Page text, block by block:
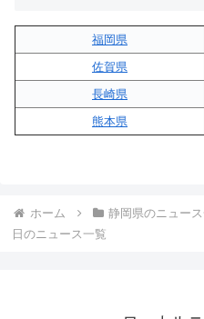
福岡県
佐賀県
長崎県
熊本県
ホーム 静岡県のニュー
日のニュース一覧